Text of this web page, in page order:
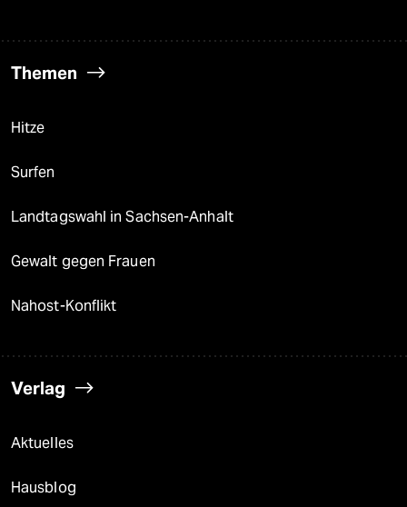
Themen
Hitze
Surfen
Landtagswahl in Sachsen-Anhalt
Gewalt gegen Frauen
Nahost-Konflikt
Verlag
Aktuelles
Hausblog